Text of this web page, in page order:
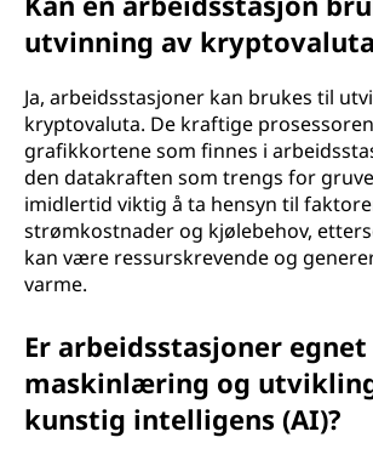
utvinning av
Ja, arbeidsstasjoner kan brukes til
kryptovaluta. De kraftige
grafikkortene som finnes i
den datakraften som trengs for
imidlertid viktig å ta hensyn til
strømkostnader og kjølebehov,
kan være ressurskrevende og
varme.
Er arbeidsstasjoner
maskinlæring og
kunstig intelligens (AI)?